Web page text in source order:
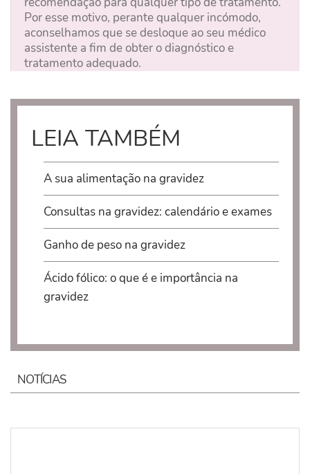
Por esse motivo, perante qualquer incómodo,
aconselhamos que se desloque ao seu médico
assistente a fim de obter o diagnóstico e
tratamento adequado.
LEIA TAMBÉM
A sua alimentação na gravidez
Consultas na gravidez: calendário e exames
Ganho de peso na gravidez
Ácido fólico: o que é e importância na
gravidez
NOTÍCIAS